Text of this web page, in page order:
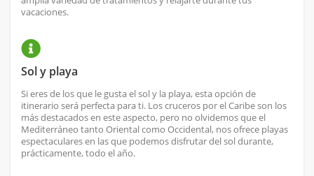
vacaciones.
Sol y playa
Si eres de los que le gusta el sol y la playa, esta opción de
itinerario será perfecta para ti. Los cruceros por el Caribe son los
más destacados en este aspecto, pero no olvidemos que el
Mediterráneo tanto Oriental como Occidental, nos ofrece playas
espectaculares en las que podemos disfrutar del sol durante,
prácticamente, todo el año.